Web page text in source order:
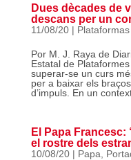
Dues dècades de
descans per un
11/08/20|
Por M. J. Raya de
Estatal de
superar-se un curs
per a baixar els
d’impuls. En un
El Papa Francesc:
el rostre dels
10/08/20| Papa